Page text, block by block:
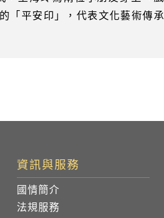
「平安印」，代表文化藝術傳承
資訊與服務
國情簡介
法規服務